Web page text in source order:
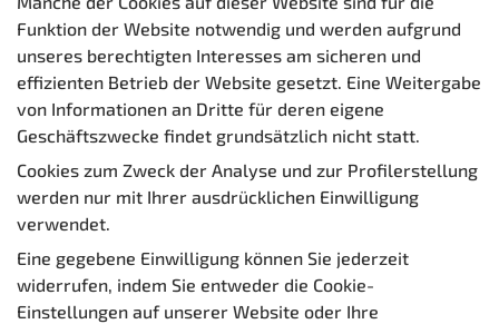
Funktion der Website notwendig und werden aufgrund
unseres berechtigten Interesses am sicheren und
effizienten Betrieb der Website gesetzt. Eine Weitergabe
von Informationen an Dritte für deren eigene
Geschäftszwecke findet grundsätzlich nicht statt.
Cookies zum Zweck der Analyse und zur Profilerstellung
werden nur mit Ihrer ausdrücklichen Einwilligung
verwendet.
Eine gegebene Einwilligung können Sie jederzeit
widerrufen, indem Sie entweder die Cookie-
Einstellungen auf unserer Website oder Ihre